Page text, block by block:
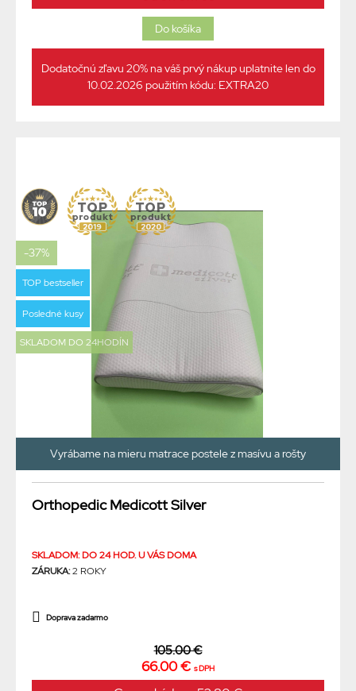
Dodatočnú zľavu 20% na váš prvý nákup uplatnite len do
10.02.2026 použitím kódu: EXTRA20
-37%
TOP bestseller
Posledné kusy
SKLADOM DO 24HODÍN
Vyrábame na mieru matrace postele z masívu a rošty
Orthopedic Medicott Silver
SKLADOM: DO 24 HOD. U VÁS DOMA
ZÁRUKA:2 ROKY
Doprava zadarmo
105.00 €
66.00 € s DPH